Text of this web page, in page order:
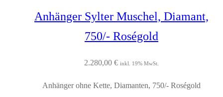
Anhänger Sylter Muschel, Diamant,
750/- Roségold
2.280,00 € inkl. 19% MwSt.
Anhänger ohne Kette, Diamanten, 750/- Roségold